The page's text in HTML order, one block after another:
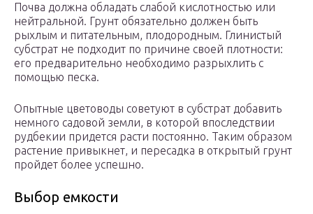
Почва должна обладать слабой кислотностью или
нейтральной. Грунт обязательно должен быть
рыхлым и питательным, плодородным. Глинистый
субстрат не подходит по причине своей плотности:
его предварительно необходимо разрыхлить с
помощью песка.
Опытные цветоводы советуют в субстрат добавить
немного садовой земли, в которой впоследствии
рудбекии придется расти постоянно. Таким образом
растение привыкнет, и пересадка в открытый грунт
пройдет более успешно.
Выбор емкости